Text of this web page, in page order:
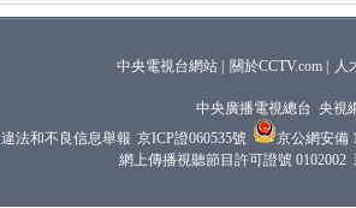
中央電視台網站 關於CCTV.com 人
中央廣播電視總台 央視
違法和不良信息舉報 京ICP證060535號
京公網安備
網上傳播視聽節目許可證號 0102002